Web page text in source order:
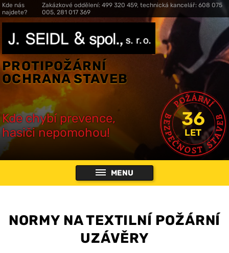
Kde nás
najdete?
Zakázkové oddělení: 499 320 459, technická kancelář: 608 075
005, 281 017 369
PROTIPOŽÁRNÍ
OCHRANA STAVEB
Kde chybí prevence,
hasiči nepomohou!
36
LET
MENU
NORMY NA TEXTILNÍ POŽÁRNÍ
UZÁVĚRY